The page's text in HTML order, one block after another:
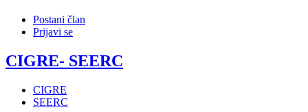
Postani član
Prijavi se
CIGRE- SEERC
CIGRE
SEERC